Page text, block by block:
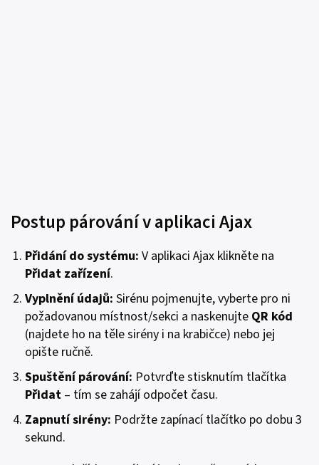
Postup párování v aplikaci Ajax
Přidání do systému: V aplikaci Ajax klikněte na
Přidat zařízení.
Vyplnění údajů: Sirénu pojmenujte, vyberte pro ni
požadovanou místnost/sekci a naskenujte QR kód
(najdete ho na těle sirény i na krabičce) nebo jej
opište ručně.
Spuštění párování: Potvrďte stisknutím tlačítka
Přidat – tím se zahájí odpočet času.
Zapnutí sirény: Podržte zapínací tlačítko po dobu 3
sekund.